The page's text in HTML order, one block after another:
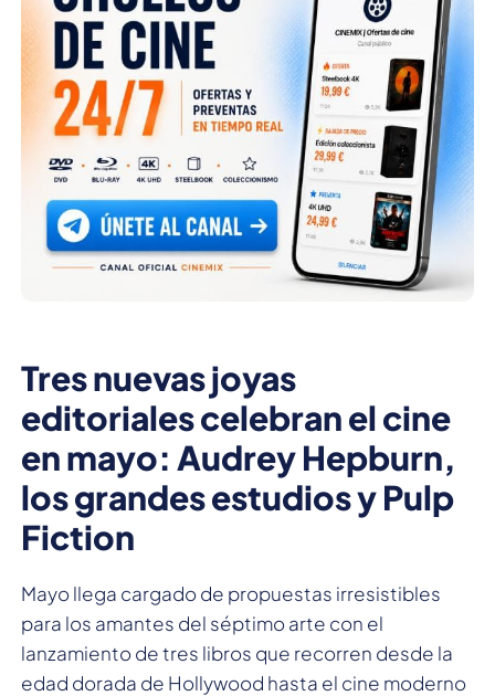
Tres nuevas joyas
editoriales celebran el cine
en mayo: Audrey Hepburn,
los grandes estudios y Pulp
Fiction
Mayo llega cargado de propuestas irresistibles
para los amantes del séptimo arte con el
lanzamiento de tres libros que recorren desde la
edad dorada de Hollywood hasta el cine moderno